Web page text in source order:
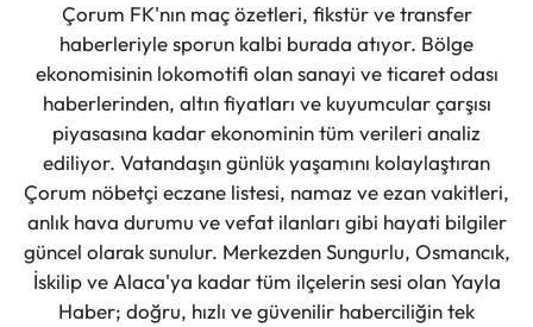
Çorum FK'nın maç özetleri, fikstür ve transfer
haberleriyle sporun kalbi burada atıyor. Bölge
ekonomisinin lokomotifi olan sanayi ve ticaret odası
haberlerinden, altın fiyatları ve kuyumcular çarşısı
piyasasına kadar ekonominin tüm verileri analiz
ediliyor. Vatandaşın günlük yaşamını kolaylaştıran
Çorum nöbetçi eczane listesi, namaz ve ezan vakitleri,
anlık hava durumu ve vefat ilanları gibi hayati bilgiler
güncel olarak sunulur. Merkezden Sungurlu, Osmancık,
İskilip ve Alaca'ya kadar tüm ilçelerin sesi olan Yayla
Haber; doğru, hızlı ve güvenilir haberciliğin tek